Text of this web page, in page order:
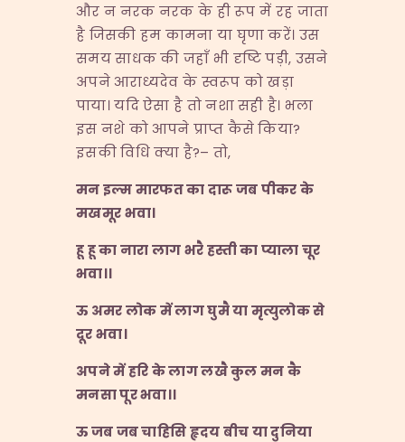
और न नरक नरक के ही रूप में रह जाता
है जिसकी हम कामना या घृणा करें। उस
समय साधक की जहाँ भी दृष्टि पड़ी, उसने
अपने आराध्यदेव के स्वरूप को खड़ा
पाया। यदि ऐसा है तो नशा सही है। भला
इस नशे को आपने प्राप्त कैसे किया?
इसकी विधि क्या है?– तो,
मनइल्ममारफतकादारूजबपीकरके
मखमूरभवा।
हूहूकानारालागभरैहस्तीकाप्यालाचूर
भवा।।
ऊ अमरलोकमेंलागघुमैयामृत्युलोकसे
दूरभवा।
अपनेमेंहरिकेलागलखैकुलमनकै
मनसापूरभवा।।
ऊजबजबचाहिसिहृदयबीचयादुनिया